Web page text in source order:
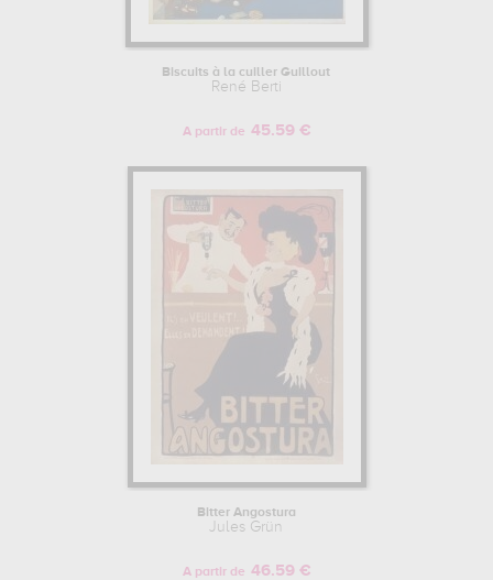
Biscuits à la cuiller Guillout
René Berti
A partir de 45.59 €
Bitter Angostura
Jules Grün
A partir de 46.59 €